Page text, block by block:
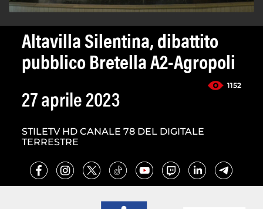
Altavilla Silentina, dibattito
pubblico Bretella A2-Agropoli
1152
27 aprile 2023
STILETV HD CANALE 78 DEL DIGITALE
TERRESTRE